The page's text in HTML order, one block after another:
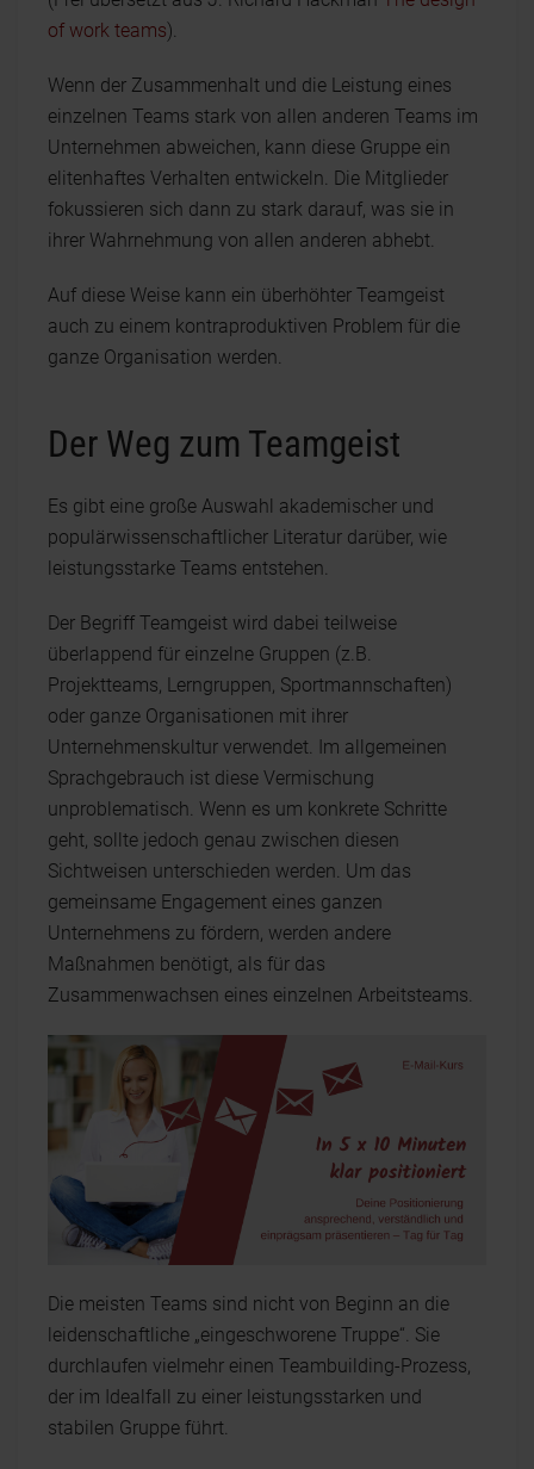
of work teams).
Wenn der Zusammenhalt und die Leistung eines
einzelnen Teams stark von allen anderen Teams im
Unternehmen abweichen, kann diese Gruppe ein
elitenhaftes Verhalten entwickeln. Die Mitglieder
fokussieren sich dann zu stark darauf, was sie in
ihrer Wahrnehmung von allen anderen abhebt.
Auf diese Weise kann ein überhöhter Teamgeist
auch zu einem kontraproduktiven Problem für die
ganze Organisation werden.
Der Weg zum Teamgeist
Es gibt eine große Auswahl akademischer und
populärwissenschaftlicher Literatur darüber, wie
leistungsstarke Teams entstehen.
Der Begriff Teamgeist wird dabei teilweise
überlappend für einzelne Gruppen (z.B.
Projektteams, Lerngruppen, Sportmannschaften)
oder ganze Organisationen mit ihrer
Unternehmenskultur verwendet. Im allgemeinen
Sprachgebrauch ist diese Vermischung
unproblematisch. Wenn es um konkrete Schritte
geht, sollte jedoch genau zwischen diesen
Sichtweisen unterschieden werden. Um das
gemeinsame Engagement eines ganzen
Unternehmens zu fördern, werden andere
Maßnahmen benötigt, als für das
Zusammenwachsen eines einzelnen Arbeitsteams.
Die meisten Teams sind nicht von Beginn an die
leidenschaftliche „eingeschworene Truppe“. Sie
durchlaufen vielmehr einen Teambuilding-Prozess,
der im Idealfall zu einer leistungsstarken und
stabilen Gruppe führt.